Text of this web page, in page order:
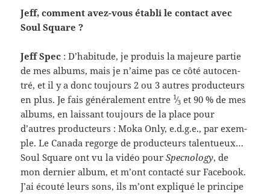
Jeff, com­ment avez-​vous établi le con­tact avec
Soul Square ?
Jeff Spec : D’habitude, je pro­duis la majeure par­tie
de mes albums, mais je n’aime pas ce côté auto­cen­
tré, et il y a donc tou­jours 2 ou 3 autres pro­duc­teurs
en plus. Je fais générale­ment entre 1⁄3 et 90 % de mes
albums, en lais­sant tou­jours de la place pour
d’autres pro­duc­teurs : Moka Only, e.d.g.e., par exem­
ple. Le Canada regorge de pro­duc­teurs tal­entueux…
Soul Square ont vu la vidéo pourSpec­nol­ogy, de
mon dernier album, et m’ont con­tacté sur Face­book.
J’ai écouté leurs sons, ils m’ont expliqué le principe